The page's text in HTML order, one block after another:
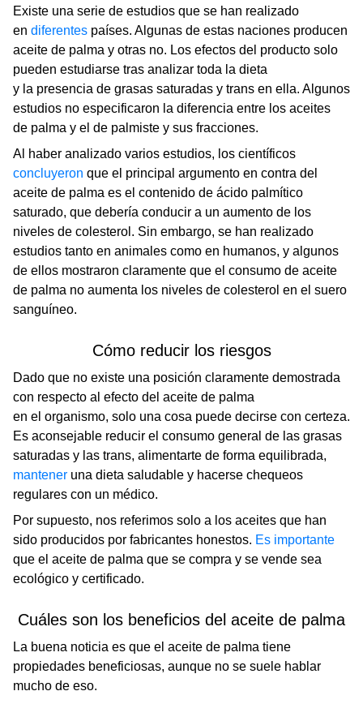
Existe una serie de estudios que se han realizado
en diferentes países. Algunas de estas naciones producen
aceite de palma y otras no. Los efectos del producto solo
pueden estudiarse tras analizar toda la dieta
y la presencia de grasas saturadas y trans en ella. Algunos
estudios no especificaron la diferencia entre los aceites
de palma y el de palmiste y sus fracciones.
Al haber analizado varios estudios, los científicos
concluyeron que el principal argumento en contra del
aceite de palma es el contenido de ácido palmítico
saturado, que debería conducir a un aumento de los
niveles de colesterol. Sin embargo, se han realizado
estudios tanto en animales como en humanos, y algunos
de ellos mostraron claramente que el consumo de aceite
de palma no aumenta los niveles de colesterol en el suero
sanguíneo.
Cómo reducir los riesgos
Dado que no existe una posición claramente demostrada
con respecto al efecto del aceite de palma
en el organismo, solo una cosa puede decirse con certeza.
Es aconsejable reducir el consumo general de las grasas
saturadas y las trans, alimentarte de forma equilibrada,
mantener una dieta saludable y hacerse chequeos
regulares con un médico.
Por supuesto, nos referimos solo a los aceites que han
sido producidos por fabricantes honestos. Es importante
que el aceite de palma que se compra y se vende sea
ecológico y certificado.
Cuáles son los beneficios del aceite de palma
La buena noticia es que el aceite de palma tiene
propiedades beneficiosas, aunque no se suele hablar
mucho de eso.